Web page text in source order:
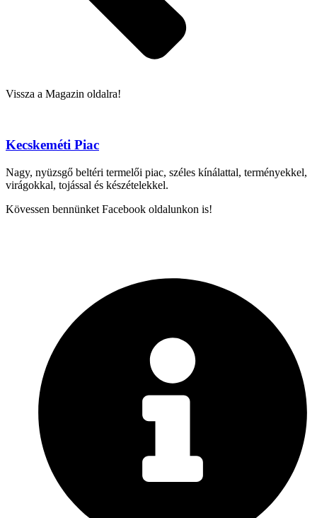
Vissza a Magazin oldalra!
Kecskeméti Piac
Nagy, nyüzsgő beltéri termelői piac, széles kínálattal, terményekkel,
virágokkal, tojással és készételekkel.
Kövessen bennünket Facebook oldalunkon is!